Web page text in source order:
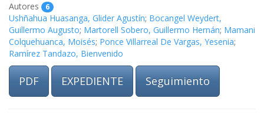
Autores 6
Ushñahua Huasanga, Glider Agustín; Bocangel Weydert,
Guillermo Augusto; Martorell Sobero, Guillermo Hernán; Mamani
Colquehuanca, Moisés; Ponce Villarreal De Vargas, Yesenia;
Ramírez Tandazo, Bienvenido
PDF EXPEDIENTE Seguimiento